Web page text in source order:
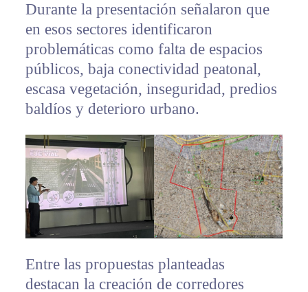
Durante la presentación señalaron que
en esos sectores identificaron
problemáticas como falta de espacios
públicos, baja conectividad peatonal,
escasa vegetación, inseguridad, predios
baldíos y deterioro urbano.
Entre las propuestas planteadas
destacan la creación de corredores